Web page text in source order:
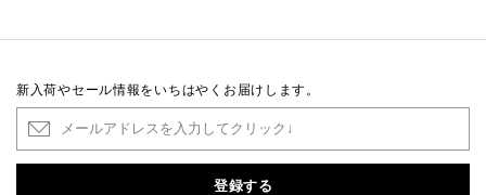
新入荷やセール情報をいちはやくお届けします。
登録する